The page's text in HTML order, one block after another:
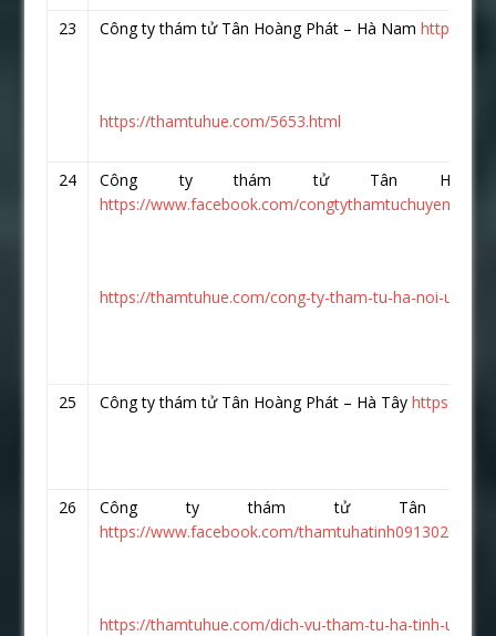
23 Công ty thám tử Tân Hoàng Phát – Hà Namhttps://
https://thamtuhue.com/5653.html
24
Công ty thám tử Tân
https://www.facebook.com/
https://thamtuhue.com/cong-ty-tham-tu-ha-noi-uy-tin-
25 Công ty thám tử Tân Hoàng Phát – Hà Tâyhttps://
26
Công ty thám tử Tân
https://www.facebook.com/thamtuhatinh0913020026/
https://thamtuhue.com/dich-vu-tham-tu-ha-tinh-uy-tin-